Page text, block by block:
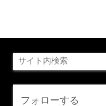
フォローする